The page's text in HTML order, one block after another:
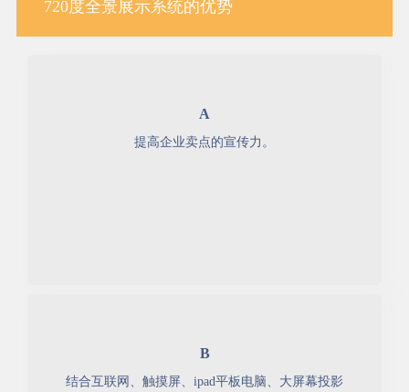
720度全景展示系统的优势
A
提高企业卖点的宣传力。
B
结合互联网、触摸屏、ipad平板电脑、大屏幕投影